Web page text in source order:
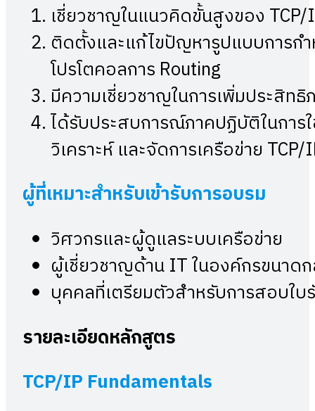
เชี่ยวชาญในแนวคิดขั้นสูงของ
ติดตั้งและแก้ไขปัญหารูปแบบการก
โปรโตคอลการ Routing
มีความเชี่ยวชาญในการเพิ่มประสิท
ได้รับประสบการณ์ภาคปฏิบัติในกา
วิเคราะห์ และจัดการเครือข่าย TCP/
ผู้ที่เหมาะสำหรับเข้ารับการอบรม
วิศวกรและผู้ดูแลระบบเครือข่าย
ผู้เชี่ยวชาญด้าน IT ในองค์กรขนาด
บุคคลที่เตรียมตัวสำหรับการสอบใบ
รายละเอียดหลักสูตร
TCP/IP Fundamentals